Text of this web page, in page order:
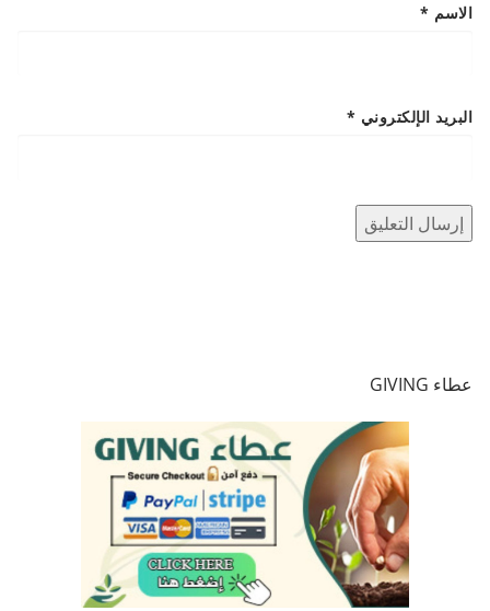
الاسم *
البريد الإلكتروني *
عطاء GIVING